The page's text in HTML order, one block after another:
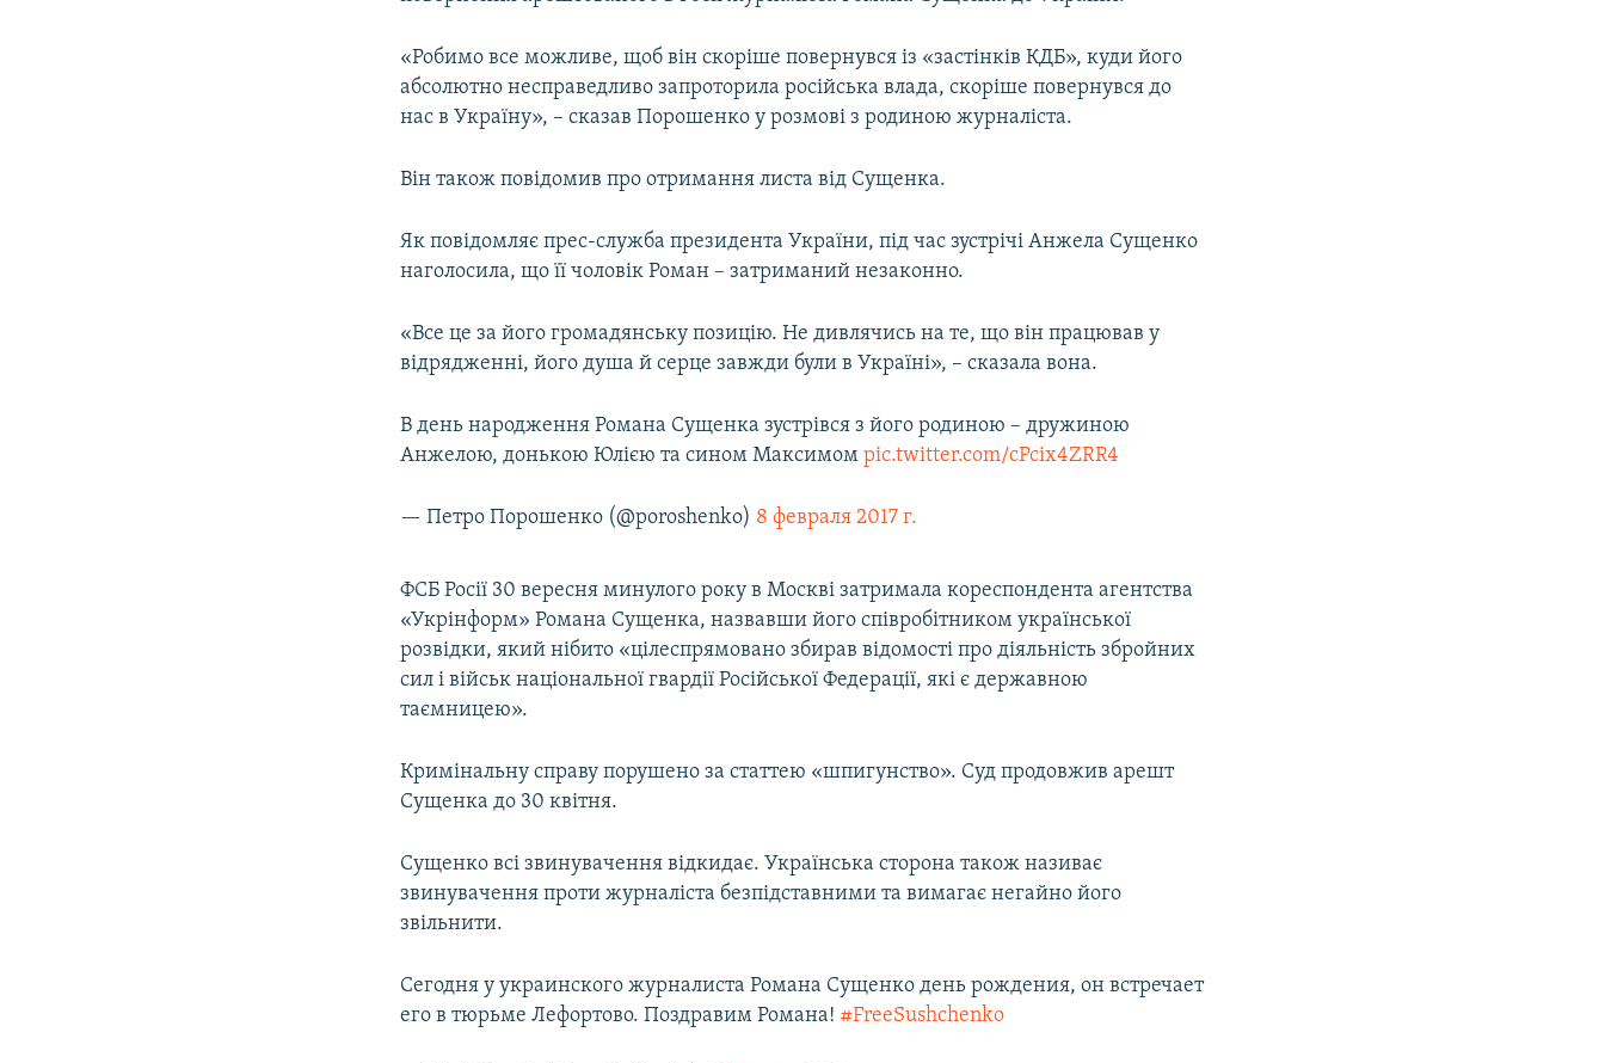
«Робимо все можливе, щоб він скоріше повернувся із «застінків КДБ», куди його
абсолютно несправедливо запроторила російська влада, скоріше повернувся до
нас в Україну», – сказав Порошенко у розмові з родиною журналіста.
Він також повідомив про отримання листа від Сущенка.
Як повідомляє прес-служба президента України, під час зустрічі Анжела Сущенко
наголосила, що її чоловік Роман – затриманий незаконно.
«Все це за його громадянську позицію. Не дивлячись на те, що він працював у
відрядженні, його душа й серце завжди були в Україні», – сказала вона.
В день народження Романа Сущенка зустрівся з його родиною – дружиною
Анжелою, донькою Юлією та сином Максимомpic.twitter.com/cPcix4ZRR4
— Петро Порошенко (@poroshenko) 8 февраля 2017 г.
ФСБ Росії 30 вересня минулого року в Москві затримала кореспондента агентства
«Укрінформ» Романа Сущенка, назвавши його співробітником української
розвідки, який нібито «цілеспрямовано збирав відомості про діяльність збройних
сил і військ національної гвардії Російської Федерації, які є державною
таємницею».
Кримінальну справу порушено за статтею «шпигунство». Суд продовжив арешт
Сущенка до 30 квітня.
Сущенко всі звинувачення відкидає. Українська сторона також називає
звинувачення проти журналіста безпідставними та вимагає негайно його
звільнити.
Сегодня у украинского журналиста Романа Сущенко день рождения, он встречает
его в тюрьме Лефортово. Поздравим Романа! #FreeSushchenko